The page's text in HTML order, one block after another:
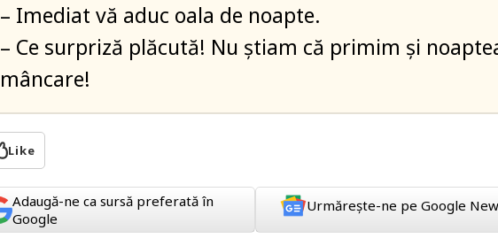
– Imediat vă aduc oala de noapte.
– Ce surpriză plăcută! Nu știam că primim și
mâncare!
Like
Adaugă-ne ca sursă preferată în
Google
Urmărește-ne pe Google